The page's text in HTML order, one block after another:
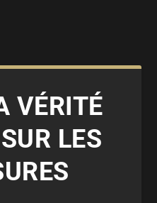
VÉRITÉ
LES